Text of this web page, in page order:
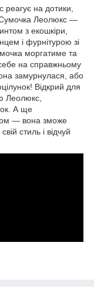
на дотики,
Сумочка Леолюкс —
з екошкіри,
і фурнітурою зі
моргатиме та
на справжньому
замурнулася, або
Відкрий для
Леолюкс,
А ще
— вона зможе
стиль і відчуй